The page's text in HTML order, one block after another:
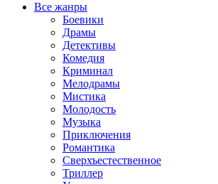
Все жанры
Боевики
Драмы
Детективы
Комедия
Криминал
Мелодрамы
Мистика
Молодость
Музыка
Приключения
Романтика
Сверхъестественное
Триллер